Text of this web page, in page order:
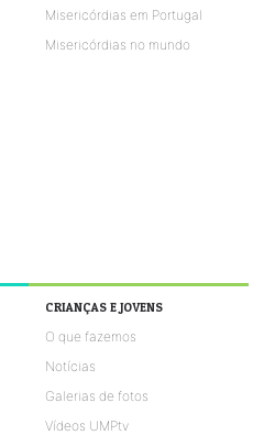
Misericórdias em Portugal
Misericórdias no mundo
CRIANÇAS E JOVENS
O que fazemos
Notícias
Galerias de fotos
Vídeos UMPtv